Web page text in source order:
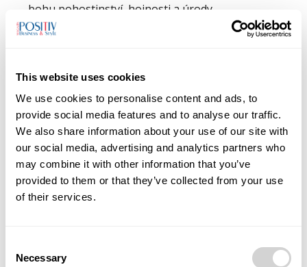
This website uses cookies
We use cookies to personalise content and ads, to
provide social media features and to analyse our traffic.
We also share information about your use of our site with
our social media, advertising and analytics partners who
may combine it with other information that you’ve
provided to them or that they’ve collected from your use
of their services.
Selection
Necessary
bohu pohostinství, hojnosti a úrody.
Ve veřejné soutěži o název nově vznikajícího
Pivovar Radegast dlouhodobě pečuje o unikátní
beskydskou krajinu plnou přírodního a kulturního
bohatství.
Za posledních 20 let více daroval pivovar Radegast
přes 40 milionů korun. Prostřednictvím grantového
programu podpořil desítky projektů v jeho okolí.
V samotném srdci Beskyd pivovar podpořil
chaty Libušín nebo výstavu ledových a dřevěných